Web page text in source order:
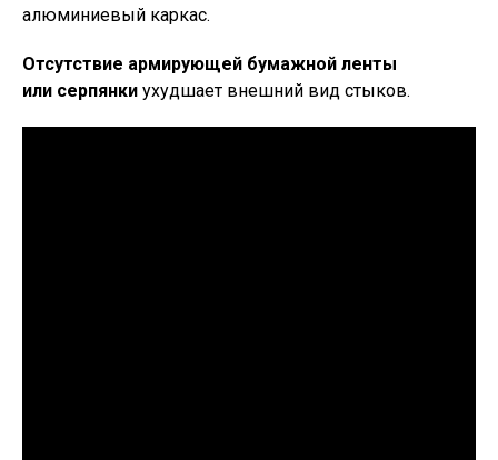
алюминиевый каркас.
Отсутствие армирующей бумажной ленты
или серпянки ухудшает внешний вид стыков.